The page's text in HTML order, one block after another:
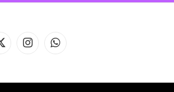
InstagramWhatsApp